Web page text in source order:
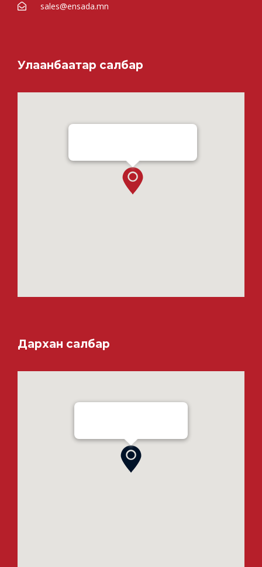
sales@ensada.mn
Улаанбаатар салбар
Ensada Tractron LLC - Ulaanbaatar
Дархан салбар
Ensada Tractron LLC - Darkhan